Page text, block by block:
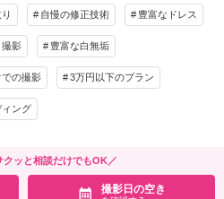
自慢の修正技術 豊富なドレス
撮影 豊富な白無垢
での撮影 3万円以下のプラン
ィング
クッと相談だけでもOK／
撮影日の空き